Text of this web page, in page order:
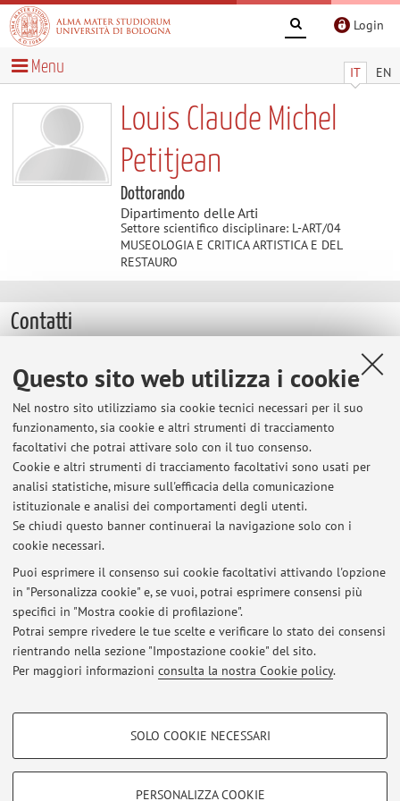
Questo sito web utilizza i cookie
Nel nostro sito utilizziamo sia cookie tecnici necessari per il suo
funzionamento, sia cookie e altri strumenti di tracciamento
facoltativi che potrai attivare solo con il tuo consenso.
Cookie e altri strumenti di tracciamento facoltativi sono usati per
analisi statistiche, misure sull'efficacia della comunicazione
istituzionale e analisi dei comportamenti degli utenti.
Se chiudi questo banner continuerai la navigazione solo con i
cookie necessari.
Puoi esprimere il consenso sui cookie facoltativi attivando l'opzione
in "Personalizza cookie" e, se vuoi, potrai esprimere consensi più
specifici in "Mostra cookie di profilazione".
Potrai sempre rivedere le tue scelte e verificare lo stato dei consensi
rientrando nella sezione "Impostazione cookie" del sito.
Per maggiori informazioni consulta la nostra Cookie policy.
COOKIE DI PROFILAZIONE - FACOLTATIVI
SOLO COOKIE NECESSARI
PERSONALIZZA COOKIE
Login
IT EN
Menu
Louis Claude Michel
Petitjean
Dottorando
Dipartimento delle Arti
Settore scientifico disciplinare: L-ART/04
MUSEOLOGIA E CRITICA ARTISTICA E DEL
RESTAURO
Contatti
E-mail: louis.petitjean2@unibo.it
Altri contatti
Web:
Vai al sito personale
Dipartimento delle Arti
Via Barberia 4, Bologna - Vai alla mappa
Ultimi avvisi
Al momento non sono presenti avvisi.
Area riservata
Accedi tramiteloginper gestire tutti i contenuti del sito.